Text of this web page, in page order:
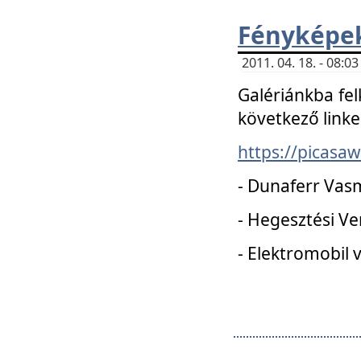
2011. 04. 18. -
Galériánkba
következő
https://
- Dunaferr
- Hegesztési
- Elektromobil